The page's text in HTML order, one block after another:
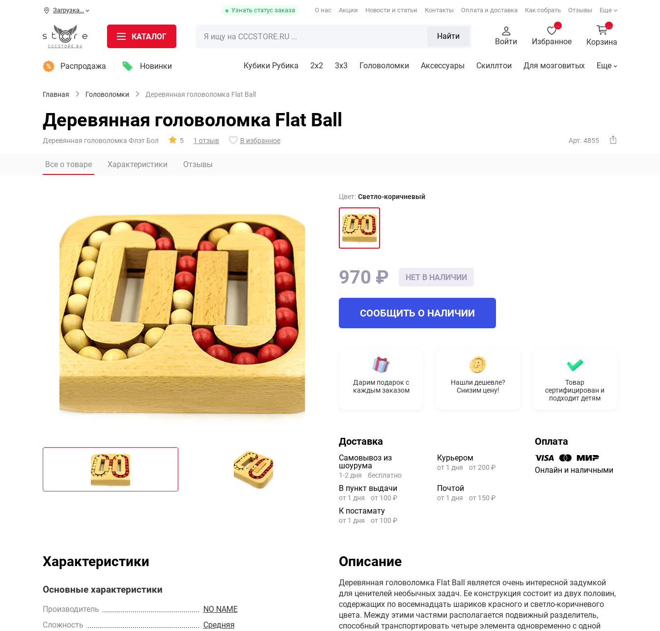
Загрузка... Узнать статус заказа О нас Акции Новости и статьи Контакты Оплата и доставка Как собрать Отзывы Еще
КАТАЛОГ Найти
Войти Избранное Корзина
Распродажа Новинки Кубики Рубика 2x2 3х3 Головоломки Аксессуары Скиллтои Для мозговитых Еще
Главная Головоломки Деревянная головоломка Flat Ball
Деревянная головоломка Flat Ball
Деревянная головоломка Флэт Бол 5 1 отзыв В избранное Арт. 4855
Все о товаре Характеристики Отзывы
Цвет: Светло-коричневый
НЕТ В НАЛИЧИИ
970 ₽
СООБЩИТЬ О НАЛИЧИИ
Дарим подарок с
каждым заказом
Нашли дешевле?
Снизим цену!
Товар
сертифицирован и
подходит детям
Доставка
Самовывоз из
шоурума
1-2 дня бесплатно
Курьером
от 1 дня от 200 ₽
В пункт выдачи
от 1 дня от 100 ₽
Почтой
от 1 дня от 150 ₽
К постамату
от 1 дня от 100 ₽
Оплата
Онлайн и наличными
Характеристики
Основные характеристики
Производитель
NO NAME
Сложность
Средняя
Описание
Деревянная головоломка Flat Ball является очень интересной задумкой
для ценителей необычных задач. Ее конструкция состоит из двух половин,
содержащих по восемнадцать шариков красного и светло-коричневого
цвета. Между этими частями располагается подвижный разделитель,
способный транспортировать четыре элемента одновременно с одной